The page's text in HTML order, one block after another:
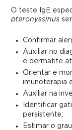
O teste IgE
pteronyssinus
Confirmar
Auxiliar no
e dermatite
Orientar e
imunoterapia
Auxiliar na
Identificar
persistente;
Estimar o